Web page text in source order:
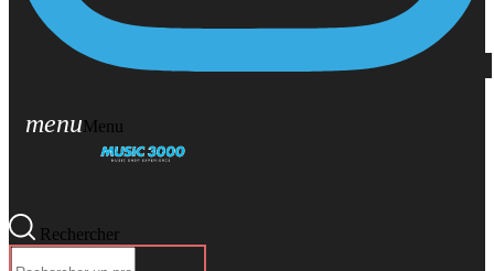
menuMenu
Rechercher